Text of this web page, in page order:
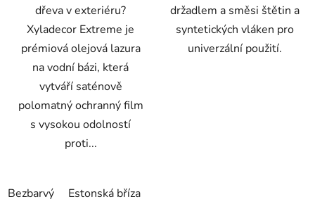
dřeva v exteriéru?
Xyladecor Extreme je
prémiová olejová lazura
na vodní bázi, která
vytváří saténově
polomatný ochranný film
s vysokou odolností
proti...
Bezbarvý Estonská bříza
držadlem a směsi štětin a
syntetických vláken pro
univerzální použití.